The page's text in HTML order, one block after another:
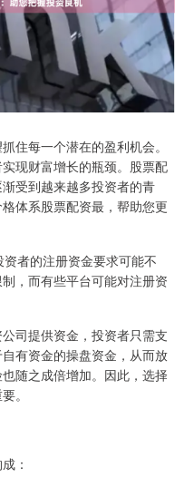
住每一个潜在的盈利机会。
现财富增长的瓶颈。股票配
受到越来越多投资者的青
体系股票配资最，帮助您更
者的注册资金要求可能不
，而有些平台可能对注册资
司提供资金，投资者只需支
有资金的操盘资金，从而放
随之成倍增加。因此，选择
。
：